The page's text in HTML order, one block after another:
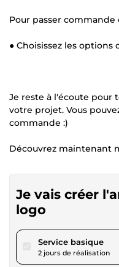
Pour passer commande
● Choisissez les options
Je reste à l'écoute pour
votre projet. Vous
commande :)
Découvrez maintenant
Je vais créer
logo
Service basique
2 jours de réalisation